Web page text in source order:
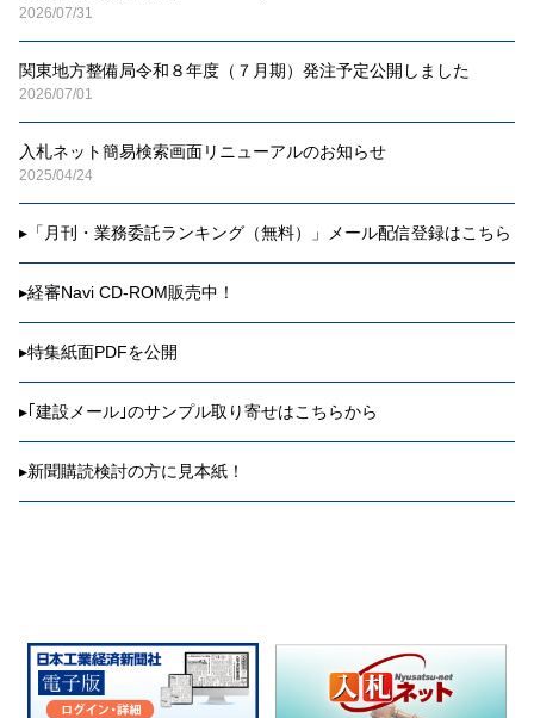
2026/07/31
関東地方整備局令和８年度（７月期）発注予定公開しました
2026/07/01
入札ネット簡易検索画面リニューアルのお知らせ
2025/04/24
▸ 「月刊・業務委託ランキング（無料）」メール配信登録はこちら
▸経審Navi CD-ROM販売中！
▸特集紙面PDFを公開
▸ ｢建設メール｣のサンプル取り寄せはこちらから
▸新聞購読検討の方に見本紙！